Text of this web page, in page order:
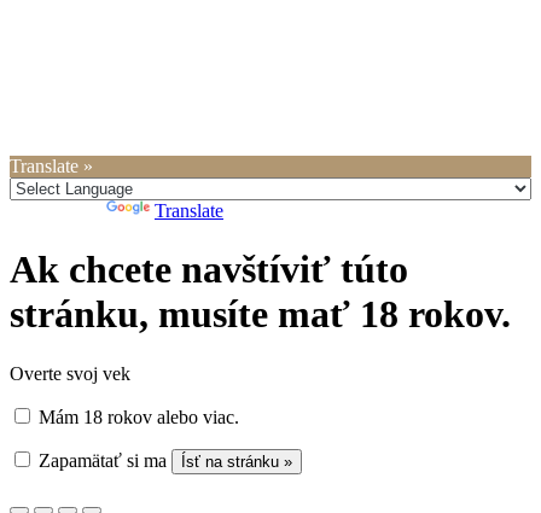
Translate »
Translate
Ak chcete navštíviť túto
stránku, musíte mať 18 rokov.
Overte svoj vek
Mám 18 rokov alebo viac.
Zapamätať si ma